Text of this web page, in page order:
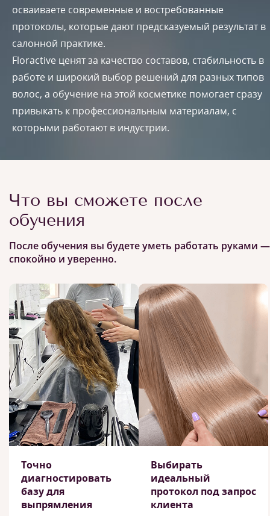
осваиваете современные и востребованные
протоколы, которые дают предсказуемый результат в
салонной практике.
Floractive ценят за качество составов, стабильность в
работе и широкий выбор решений для разных типов
волос, а обучение на этой косметике помогает сразу
привыкать к профессиональным материалам, с
которыми работают в индустрии.
Что вы сможете после
обучения
После обучения вы будете уметь работать руками —
спокойно и уверенно.
Точно
диагностировать
базу для
выпрямления
Выбирать
идеальный
протокол под запрос
клиента